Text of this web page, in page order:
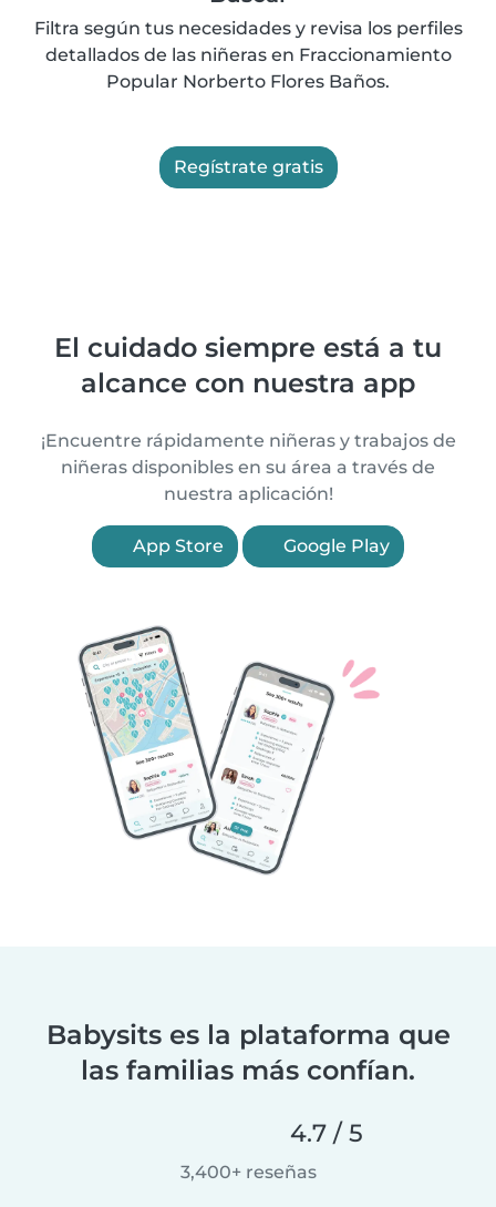
Filtra según tus necesidades y revisa los perfiles
detallados de las niñeras en Fraccionamiento
Popular Norberto Flores Baños.
Regístrate gratis
El cuidado siempre está a tu
alcance con nuestra app
¡Encuentre rápidamente niñeras y trabajos de
niñeras disponibles en su área a través de
nuestra aplicación!
App Store Google Play
Babysits es la plataforma que
las familias más confían.
4.7 / 5
3,400+ reseñas